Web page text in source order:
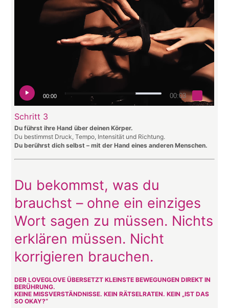
00:00 00:03
Schritt 3
Du führst ihre Hand über deinen Körper.
Du bestimmst Druck, Tempo, Intensität und Richtung.
Du berührst dich selbst – mit der Hand eines anderen Menschen.
Du bekommst, was du
brauchst – ohne ein einziges
Wort sagen zu müssen. Nichts
erklären müssen. Nicht
korrigieren brauchen.
DER LOVEGLOVE ÜBERSETZT KLEINSTE BEWEGUNGEN DIREKT IN
BERÜHRUNG.
KEINE MISSVERSTÄNDNISSE. KEIN RÄTSELRATEN. KEIN „IST DAS
SO OKAY?“